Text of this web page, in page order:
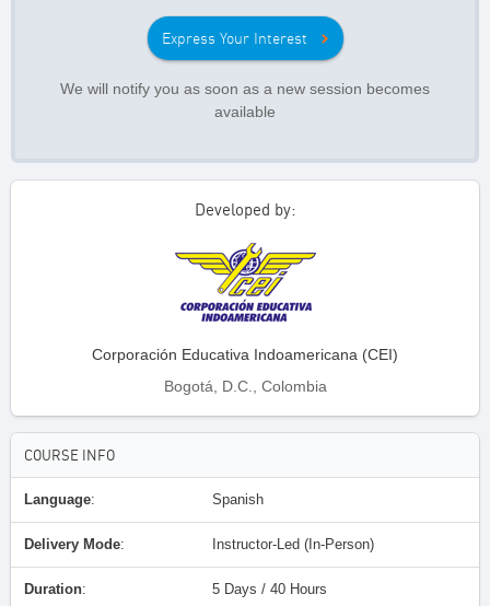
Express Your Interest
We will notify you as soon as a new session becomes
available
Developed by:
Corporación Educativa Indoamericana (CEI)
Bogotá, D.C., Colombia
COURSE INFO
Language: Spanish
Delivery Mode: Instructor-Led (In-Person)
Duration: 5 Days / 40 Hours